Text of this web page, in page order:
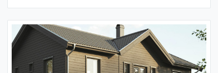
Det här huset rymmer en praktisk köksingång/ groventré som
leder vidare till in tvättstuga, toalett och kök. I husets vinkel får
du en perfekt skyddad uteplats, som enkelt nås via köket.